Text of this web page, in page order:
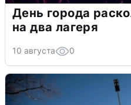
День города
на два лагеря
10 августа 0